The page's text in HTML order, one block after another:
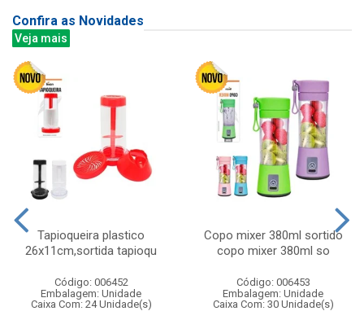
Confira as Novidades
Veja mais
Tapioqueira plastico
26x11cm,sortida tapioqu
Código: 006452
Embalagem: Unidade
Caixa Com: 24 Unidade(s)
Copo mixer 380ml sortido
copo mixer 380ml so
Código: 006453
Embalagem: Unidade
Caixa Com: 30 Unidade(s)